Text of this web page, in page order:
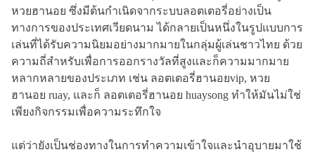
หวยฮานอย ซึ่งมีต้นกำเนิดจากระบบลอตเตอรี่อย่างเป็น
ทางการของประเทศเวียดนาม ได้กลายเป็นหนึ่งในรูปแบบการ
เล่นที่ได้รับความนิยมอย่างมากมายในกลุ่มผู้เล่นชาวไทย ด้วย
ความถี่สำหรับเพื่อการออกรางวัลที่สูงและก็ความมากมาย
หลากหลายของประเภท เช่น ลอตเตอรี่ฮานอยvip, หวย
ฮานอย ruay, และก็ ลอตเตอรี่ฮานอย huaysong ทำให้มันไม่ใช่
เพียงกิจกรรมเพื่อความระทึกใจ
แต่ว่ายังเป็นช่องทางในการทำความเข้าใจและนำอุบายมาใช้